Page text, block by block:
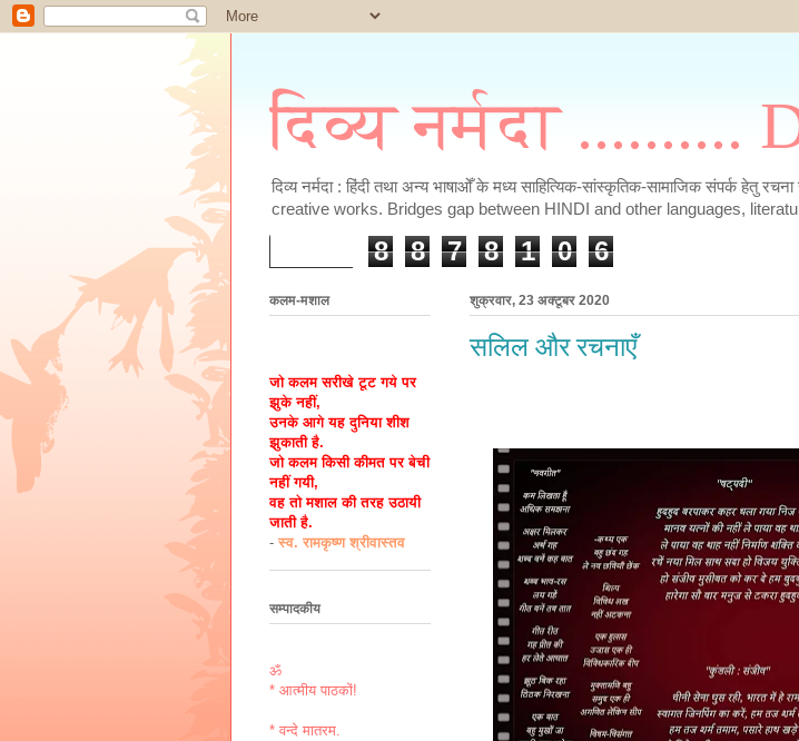
दिव्य नर्मदा ..........
दिव्य नर्मदा : हिंदी तथा अन्य भाषाओँ के मध्य साहित्यिक-सांस्कृतिक-सामाजिक संपर्क
creative works. Bridges gap between HINDI and other languages,
8 8 7 8 1 0 6
शुक्रवार, 23 अक्टूबर 2020
सलिल और रचनाएँ
कलम-मशाल
जो कलम सरीखे टूट गये पर
झुके नहीं,
उनके आगे यह दुनिया शीश
झुकाती है.
जो कलम किसी कीमत पर बेची
नहीं गयी,
वह तो मशाल की तरह उठायी
जाती है.
- स्व. रामकृष्ण श्रीवास्तव
सम्पादकीय
ॐ
* आत्मीय पाठकों!
* वन्दे मातरम.